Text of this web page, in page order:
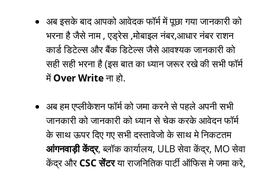
अब इसके बाद आपको आवेदक फॉर्म में पूछा गया जानकारी को
भरना है जैसे नाम , एड्रेस ,मोबाइल नंबर,आधार नंबर राशन
कार्ड डिटेल्स और बैंक डिटेल्स जैसे आवश्यक जानकारी को
सही सही भरना है (इस बात का ध्यान जरूर रखे की सभी फॉर्म
मेंOver Writeना हो.
अब हम एप्लीकेशन फॉर्म को जमा करने से पहले अपनी सभी
जानकारी को जानकारी को ध्यान से चेक करके आवेदन फॉर्म
के साथ ऊपर दिए गए सभी दस्तावेजो के साथ मे निकटतम
आंगनवाड़ी केंद्र, ब्लॉक कार्यालय, ULB सेवा केंद्र, MO सेवा
केंद्र औरCSC सेंटरया राजनितिक पार्टी ऑफिस मे जमा करे,